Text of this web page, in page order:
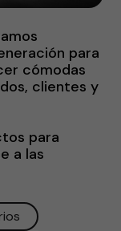
para
cómodas
clientes y
para
a las